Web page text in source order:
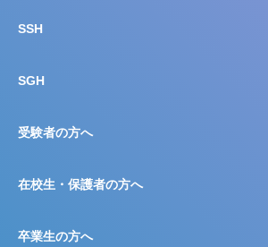
SSH
SGH
受験者の方へ
在校生・保護者の方へ
卒業生の方へ